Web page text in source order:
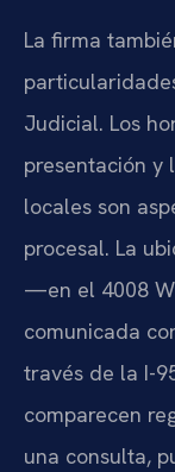
La firma
Judicial. Los
presentación y
locales son
procesal. La
—en el 4008
comunicada
través de la I-
comparecen
una consulta,